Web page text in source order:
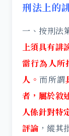
刑法上的
一、按刑法
上須具有誹
需行為人所
人。而所謂
者，屬於敘
人係針對特
評論 ，縱其